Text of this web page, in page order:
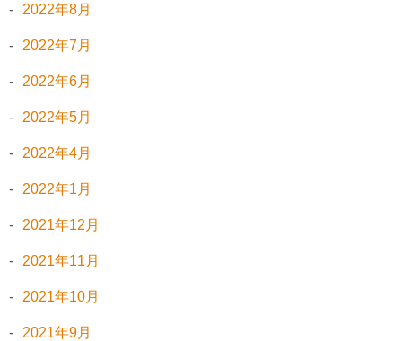
2022年8月
2022年7月
2022年6月
2022年5月
2022年4月
2022年1月
2021年12月
2021年11月
2021年10月
2021年9月